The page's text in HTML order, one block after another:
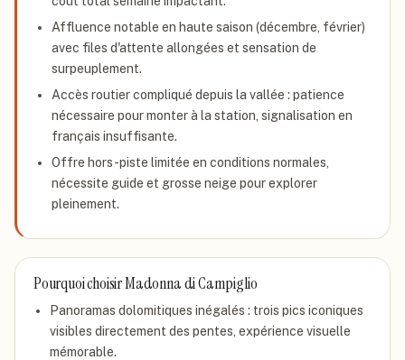
Affluence notable en haute saison (décembre, février)
avec files d'attente allongées et sensation de
surpeuplement.
Accès routier compliqué depuis la vallée : patience
nécessaire pour monter à la station, signalisation en
français insuffisante.
Offre hors-piste limitée en conditions normales,
nécessite guide et grosse neige pour explorer
pleinement.
Pourquoi choisirMadonna di Campiglio
Panoramas dolomitiques inégalés : trois pics iconiques
visibles directement des pentes, expérience visuelle
mémorable.